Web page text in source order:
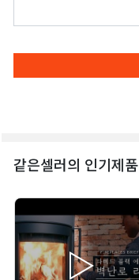
같은셀러의 인기제품